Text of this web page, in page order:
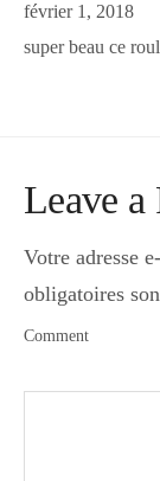
février 1, 2018
super beau ce
Leave a
Votre adresse
obligatoires
Comment